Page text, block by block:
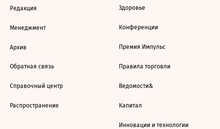
Редакция
Менеджмент
Архив
Обратная связь
Справочный центр
Распространение
Здоровье
Конференции
Премия Импульс
Правила торговли
Ведомости&
Капитал
Инновации и технологии